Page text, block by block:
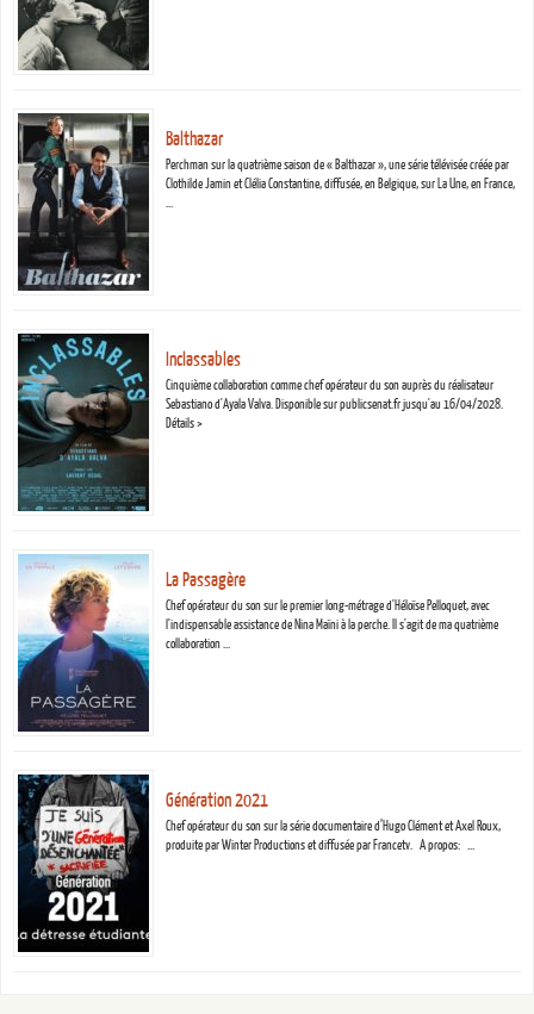
Balthazar
Perchman sur la quatrième saison de « Balthazar », une série télévisée créée par
Clothilde Jamin et Clélia Constantine, diffusée, en Belgique, sur La Une, en France,
…
Inclassables
Cinquième collaboration comme chef opérateur du son auprès du réalisateur
Sebastiano d'Ayala Valva. Disponible sur publicsenat.fr jusqu'au 16/04/2028.
Détails >
La Passagère
Chef opérateur du son sur le premier long-métrage d'Héloïse Pelloquet, avec
l'indispensable assistance de Nina Maïni à la perche. Il s'agit de ma quatrième
collaboration …
Génération 2021
Chef opérateur du son sur la série documentaire d’Hugo Clément et Axel Roux,
produite par Winter Productions et diffusée par Francetv. A propos: …